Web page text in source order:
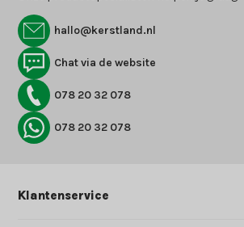
hallo@kerstland.nl
Chat via de website
078 20 32 078
078 20 32 078
Klantenservice